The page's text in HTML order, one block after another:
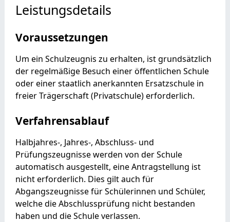
Leistungsdetails
Voraussetzungen
Um ein Schulzeugnis zu erhalten, ist grundsätzlich
der regelmäßige Besuch einer öffentlichen Schule
oder einer staatlich anerkannten Ersatzschule in
freier Trägerschaft (Privatschule) erforderlich.
Verfahrensablauf
Halbjahres-, Jahres-, Abschluss- und
Prüfungszeugnisse werden von der Schule
automatisch ausgestellt, eine Antragstellung ist
nicht erforderlich. Dies gilt auch für
Abgangszeugnisse für Schülerinnen und Schüler,
welche die Abschlussprüfung nicht bestanden
haben und die Schule verlassen.